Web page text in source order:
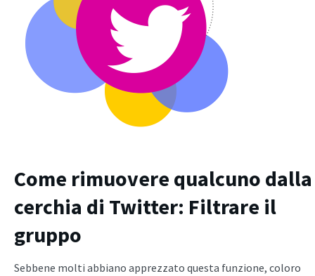
Come rimuovere qualcuno dalla
cerchia di Twitter: Filtrare il
gruppo
Sebbene molti abbiano apprezzato questa funzione, coloro